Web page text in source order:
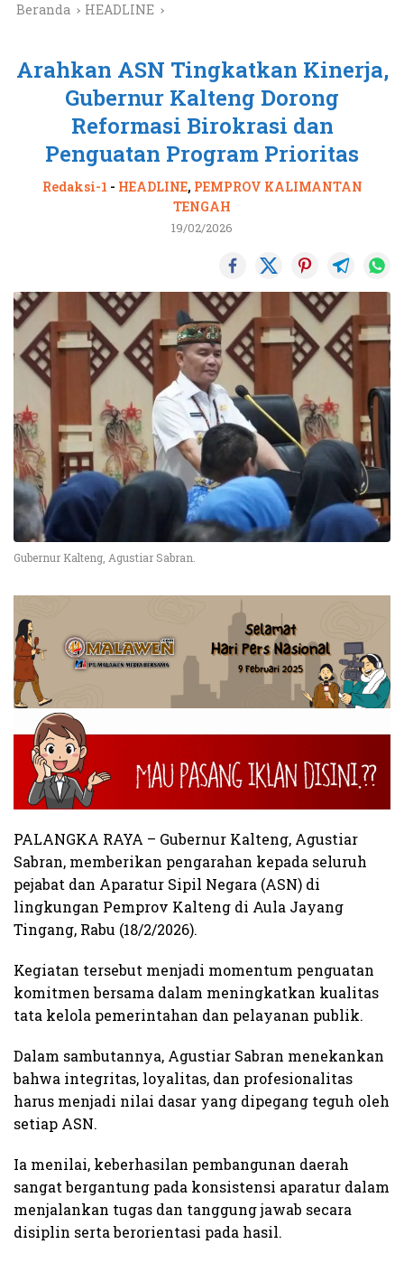
Beranda HEADLINE
Arahkan ASN Tingkatkan Kinerja,
Gubernur Kalteng Dorong
Reformasi Birokrasi dan
Penguatan Program Prioritas
Redaksi-1 - HEADLINE, PEMPROV KALIMANTAN
TENGAH
19/02/2026
Gubernur Kalteng, Agustiar Sabran.
PALANGKA RAYA – Gubernur Kalteng, Agustiar
Sabran, memberikan pengarahan kepada seluruh
pejabat dan Aparatur Sipil Negara (ASN) di
lingkungan Pemprov Kalteng di Aula Jayang
Tingang, Rabu (18/2/2026).
Kegiatan tersebut menjadi momentum penguatan
komitmen bersama dalam meningkatkan kualitas
tata kelola pemerintahan dan pelayanan publik.
Dalam sambutannya, Agustiar Sabran menekankan
bahwa integritas, loyalitas, dan profesionalitas
harus menjadi nilai dasar yang dipegang teguh oleh
setiap ASN.
Ia menilai, keberhasilan pembangunan daerah
sangat bergantung pada konsistensi aparatur dalam
menjalankan tugas dan tanggung jawab secara
disiplin serta berorientasi pada hasil.